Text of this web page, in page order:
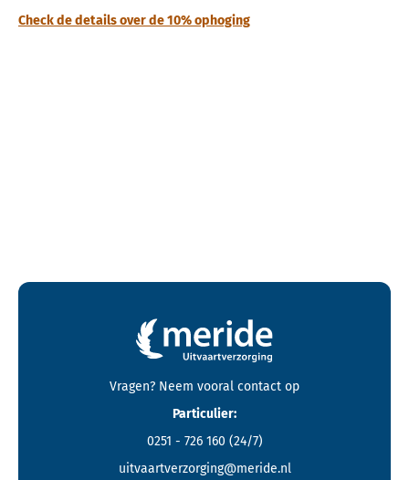
Check de details over de 10% ophoging
Contactgegevens en footer menu van Meride
Vragen? Neem vooral contact op
Particulier:
0251 - 726 160 (24/7)
uitvaartverzorging@meride.nl